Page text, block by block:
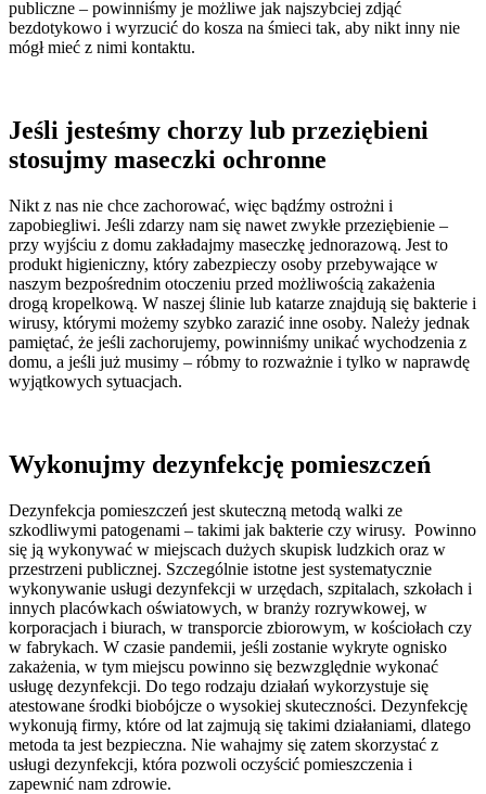
publiczne – powinniśmy je możliwe jak najszybciej zdjąć
bezdotykowo i wyrzucić do kosza na śmieci tak, aby nikt inny nie
mógł mieć z nimi kontaktu.
Jeśli jesteśmy chorzy lub przeziębieni
stosujmy maseczki ochronne
Nikt z nas nie chce zachorować, więc bądźmy ostrożni i
zapobiegliwi. Jeśli zdarzy nam się nawet zwykłe przeziębienie –
przy wyjściu z domu zakładajmy maseczkę jednorazową. Jest to
produkt higieniczny, który zabezpieczy osoby przebywające w
naszym bezpośrednim otoczeniu przed możliwością zakażenia
drogą kropelkową. W naszej ślinie lub katarze znajdują się bakterie i
wirusy, którymi możemy szybko zarazić inne osoby. Należy jednak
pamiętać, że jeśli zachorujemy, powinniśmy unikać wychodzenia z
domu, a jeśli już musimy – róbmy to rozważnie i tylko w naprawdę
wyjątkowych sytuacjach.
Wykonujmy dezynfekcję pomieszczeń
Dezynfekcja pomieszczeń jest skuteczną metodą walki ze
szkodliwymi patogenami – takimi jak bakterie czy wirusy. Powinno
się ją wykonywać w miejscach dużych skupisk ludzkich oraz w
przestrzeni publicznej. Szczególnie istotne jest systematycznie
wykonywanie usługi dezynfekcji w urzędach, szpitalach, szkołach i
innych placówkach oświatowych, w branży rozrywkowej, w
korporacjach i biurach, w transporcie zbiorowym, w kościołach czy
w fabrykach. W czasie pandemii, jeśli zostanie wykryte ognisko
zakażenia, w tym miejscu powinno się bezwzględnie wykonać
usługę dezynfekcji. Do tego rodzaju działań wykorzystuje się
atestowane środki biobójcze o wysokiej skuteczności. Dezynfekcję
wykonują firmy, które od lat zajmują się takimi działaniami, dlatego
metoda ta jest bezpieczna. Nie wahajmy się zatem skorzystać z
usługi dezynfekcji, która pozwoli oczyścić pomieszczenia i
zapewnić nam zdrowie.